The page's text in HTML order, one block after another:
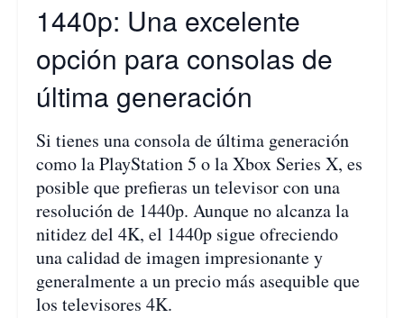
1440p: Una excelente
opción para consolas de
última generación
Si tienes una consola de última generación
como la PlayStation 5 o la Xbox Series X, es
posible que prefieras un televisor con una
resolución de 1440p. Aunque no alcanza la
nitidez del 4K, el 1440p sigue ofreciendo
una calidad de imagen impresionante y
generalmente a un precio más asequible que
los televisores 4K.